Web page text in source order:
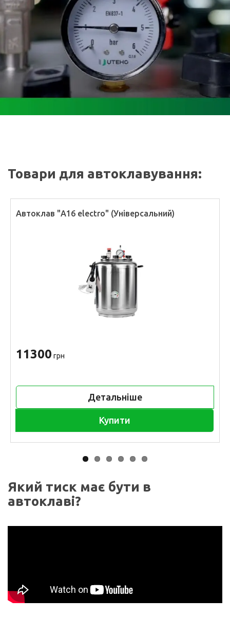
Товари для автоклавування:
Автоклав "А16 electro" (Універсальний)
11300 грн
Детальніше
Купити
Який тиск має бути в
автоклаві?